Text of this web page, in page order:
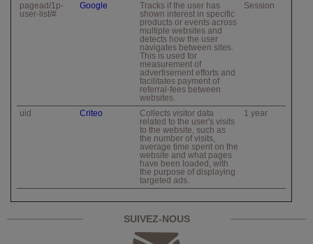
pagead/1p-
user-list/#
Google
Tracks if the user has
shown interest in specific
products or events across
multiple websites and
detects how the user
navigates between sites.
This is used for
measurement of
advertisement efforts and
facilitates payment of
referral-fees between
websites.
Session
uid Criteo
Collects visitor data
related to the user's visits
to the website, such as
the number of visits,
average time spent on the
website and what pages
have been loaded, with
the purpose of displaying
targeted ads.
1 year
SUIVEZ-NOUS